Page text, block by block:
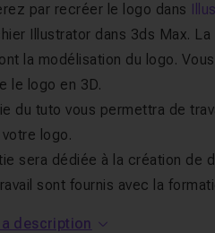
par recréer le logo dans
Illustrator dans 3ds Max.
la modélisation du logo.
le logo en 3D.
du tuto vous permettra de
logo.
sera dédiée à la création de
sont fournis avec la
description